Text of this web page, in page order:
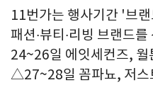
11번가는 행사기간 '브
패션∙뷰티∙리빙 브랜드
24~26일 에잇세컨즈,
△27~28일 꼼파뇨, 저